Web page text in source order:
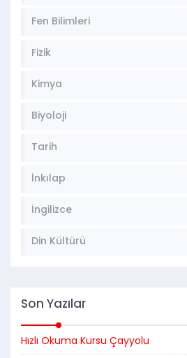
Fen Bilimleri
Fizik
Kimya
Biyoloji
Tarih
İnkılap
İngilizce
Din Kültürü
Son Yazılar
Hızlı Okuma Kursu Çayyolu